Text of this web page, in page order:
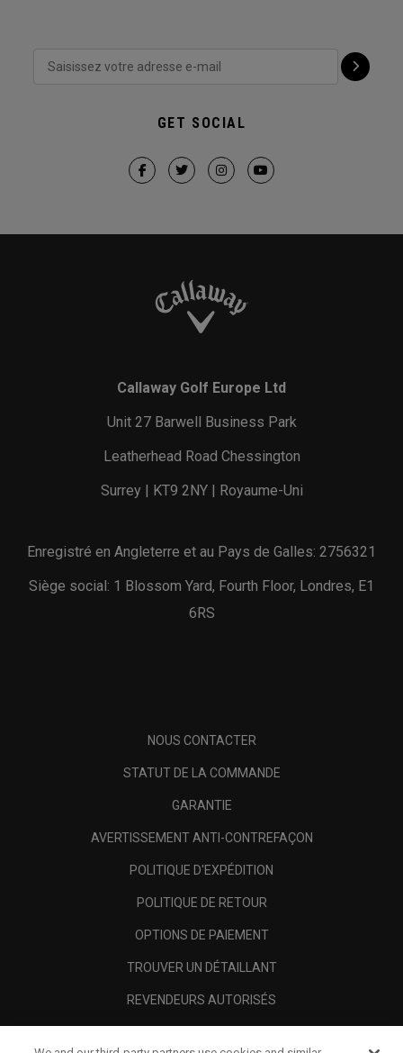
GET SOCIAL
Callaway Golf Europe Ltd
Unit 27 Barwell Business Park
Leatherhead Road Chessington
Surrey | KT9 2NY | Royaume-Uni
Enregistré en Angleterre et au Pays de Galles: 2756321
Siège social: 1 Blossom Yard, Fourth Floor, Londres, E1
6RS
NOUS CONTACTER
STATUT DE LA COMMANDE
GARANTIE
AVERTISSEMENT ANTI-CONTREFAÇON
POLITIQUE D'EXPÉDITION
POLITIQUE DE RETOUR
OPTIONS DE PAIEMENT
TROUVER UN DÉTAILLANT
REVENDEURS AUTORISÉS